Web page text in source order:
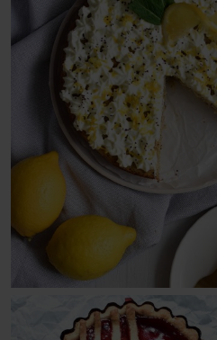
Topfentorte
Zitronen-Grieß-Torte
Mürbteiggebäck
Apfelschlangerl/
Apfel-Pudding-Kuchen
Beeren-Tartelettes
Gebackene
Gitterkuchen
Gitter-Nuss-Tartelettes
Ribisel-/
Heidelbeer-
(Heidelbeer-
Kekse mit Marmelade/
Mohn-Pudding-Kuchen